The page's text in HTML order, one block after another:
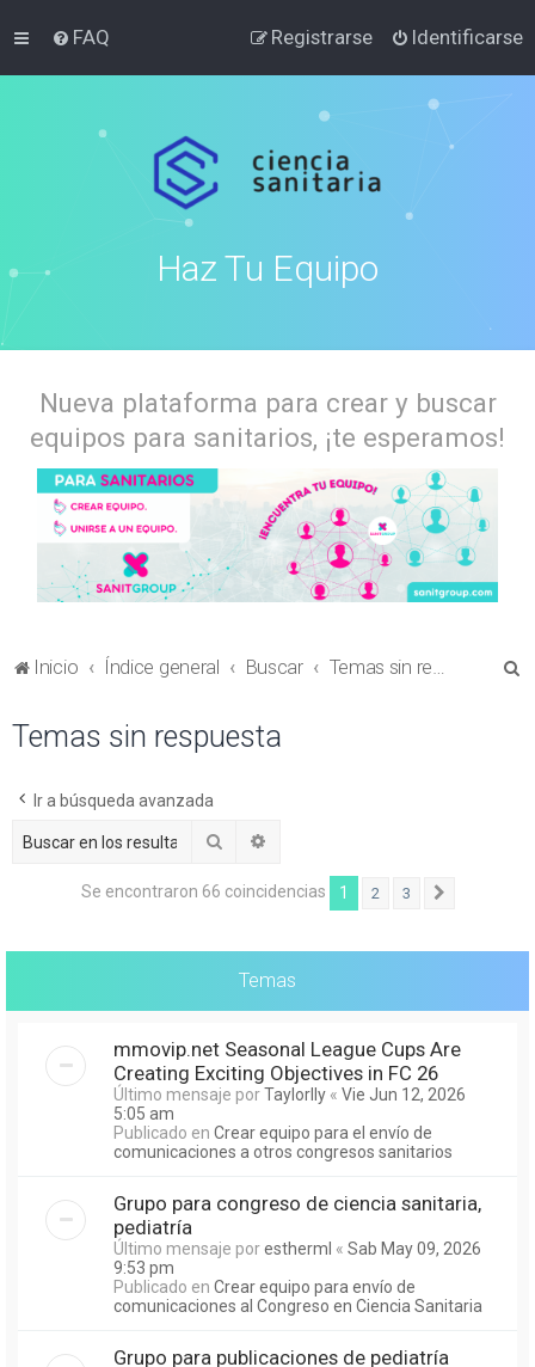
FAQ Identificarse
Registrarse
Haz Tu Equipo
Nueva plataforma para crear y buscar
equipos para sanitarios, ¡te esperamos!
Inicio Índice general Buscar Temas sin respuesta
Temas sin respuesta
Ir a búsqueda avanzada
Buscar
Se encontraron 66 coincidencias 1 2 3
Temas
mmovip.net Seasonal League Cups Are
Creating Exciting Objectives in FC 26
Último mensaje porTaylorlly « Vie Jun 12, 2026
5:05 am
Publicado en Crear equipo para el envío de
comunicaciones a otros congresos sanitarios
Grupo para congreso de ciencia sanitaria,
pediatría
Último mensaje porestherml « Sab May 09, 2026
9:53 pm
Publicado en Crear equipo para envío de
comunicaciones al Congreso en Ciencia Sanitaria
Grupo para publicaciones de pediatría